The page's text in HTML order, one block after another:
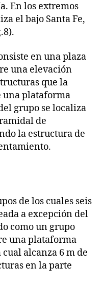
En los extremos
el bajo Santa Fe,
en una plaza
una elevación
que la
una plataforma
grupo se localiza
de
la estructura de
de los cuales seis
a excepción del
como un grupo
una plataforma
alcanza 6 m de
en la parte